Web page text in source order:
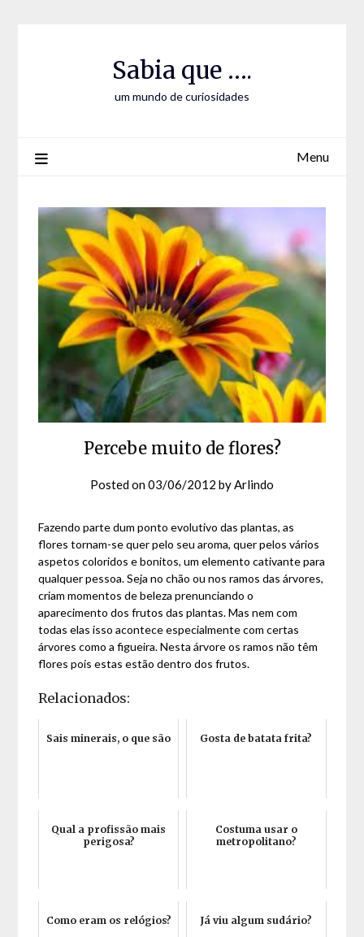
Sabia que ….
um mundo de curiosidades
Menu
Percebe muito de flores?
Posted on03/06/2012 by Arlindo
Fazendo parte dum ponto evolutivo das plantas, as
flores tornam-se quer pelo seu aroma, quer pelos vários
aspetos coloridos e bonitos, um elemento cativante para
qualquer pessoa. Seja no chão ou nos ramos das árvores,
criam momentos de beleza prenunciando o
aparecimento dos frutos das plantas. Mas nem com
todas elas isso acontece especialmente com certas
árvores como a figueira. Nesta árvore os ramos não têm
flores pois estas estão dentro dos frutos.
Relacionados:
Sais minerais, o que são Gosta de batata frita?
Qual a profissão mais
perigosa?
Costuma usar o
metropolitano?
Como eram os relógios? Já viu algum sudário?